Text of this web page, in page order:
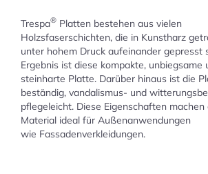
Trespa® Platten bestehen aus vielen
Holzsfaserschichten, die in Kunstharz
unter hohem Druck aufeinander gepresst
Ergebnis ist diese kompakte, unbiegsame
steinharte Platte. Darüber hinaus ist die
beständig, vandalismus- und
pflegeleicht. Diese Eigenschaften machen
Material ideal für Außenanwendungen
wie Fassadenverkleidungen.